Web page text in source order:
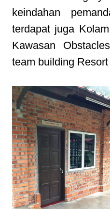
keindahan
terdapat juga
Kawasan
team building